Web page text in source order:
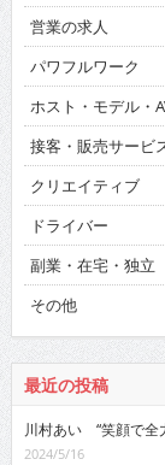
営業の求人
パワフルワーク
ホスト・モデル・
接客・販売サービ
クリエイティブ
ドライバー
副業・在宅・独立
その他
最近の投稿
川村あい “笑顔で全
2024/5/16